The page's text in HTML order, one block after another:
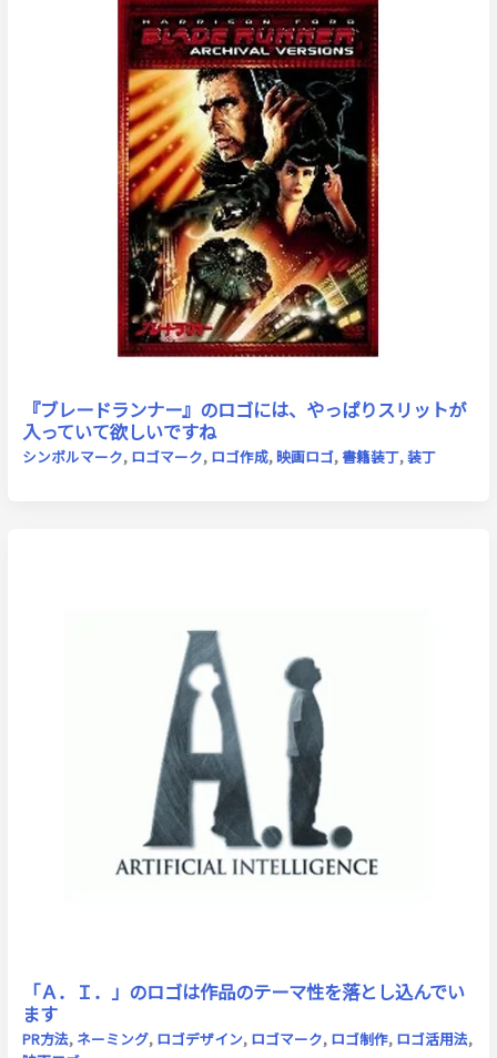
『ブレードランナー』のロゴには、やっぱりスリットが
入っていて欲しいですね
シンボルマーク, ロゴマーク, ロゴ作成,映画ロゴ, 書籍装丁,装丁
「Ａ．Ｉ．」のロゴは作品のテーマ性を落とし込んでい
ます
PR方法, ネーミング, ロゴデザイン, ロゴマーク, ロゴ制作, ロゴ活用法,